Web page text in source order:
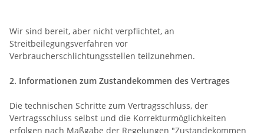
Wir sind bereit, aber nicht verpflichtet, an
Streitbeilegungsverfahren vor
Verbraucherschlichtungsstellen teilzunehmen.
2. Informationen zum Zustandekommen des Vertrages
Die technischen Schritte zum Vertragsschluss, der
Vertragsschluss selbst und die Korrekturmöglichkeiten
erfolgen nach Maßgabe der Regelungen "Zustandekommen